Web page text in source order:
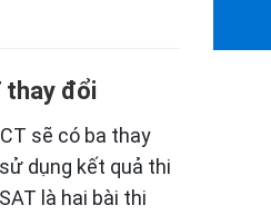
thay đổi
sẽ có ba thay
dụng kết quả thi
là hai bài thi